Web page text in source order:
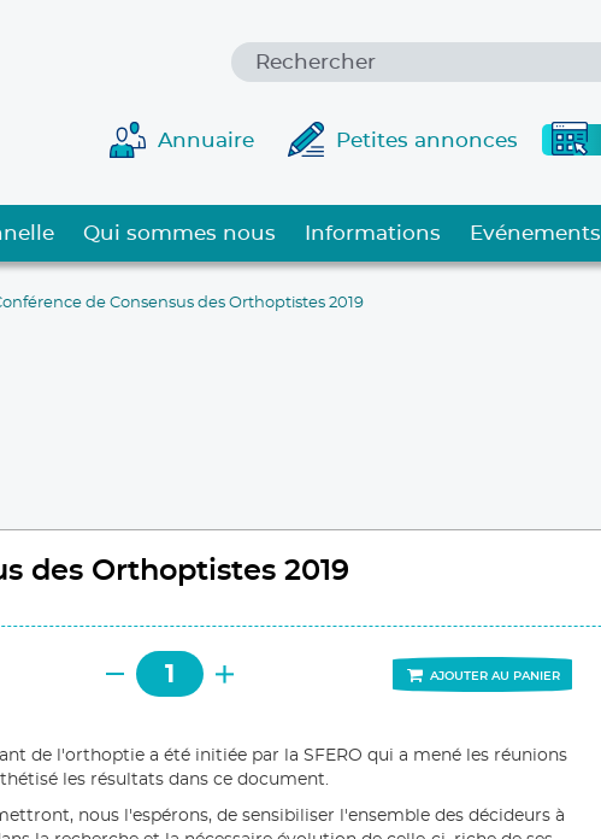
Annuaire Petites annonces
Qui sommes nous Informations Evénements
de Consensus des Orthoptistes 2019
des Orthoptistes 2019
AJOUTER AU PANIER
de l'orthoptie a été initiée par la SFERO qui a mené les réunions
les résultats dans ce document.
nous l'espérons, de sensibiliser l'ensemble des décideurs à